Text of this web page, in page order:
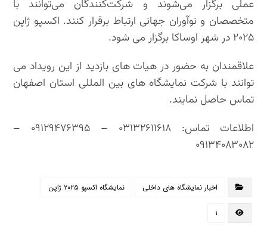
عملی برگزار می‌شوند و شرکت‌کنندگان می‌توانند با
متخصصان و نوآوران جهانی ارتباط برقرار کنند. اکسپو ژاپن
۲۰۲۵ در شهر اوساکا برگزار می شود.
علاقمندان به حضور در هیات های بازدید از این رویداد می
توانند با شرکت نمایشگاه های بین المللی استان اصفهان
تماس حاصل نمایند.
اطلاعات تماس: ۰۳۱۳۲۶۱۱۶۱۸ – ۰۹۱۲۹۴۷۶۳۹۵ –
۰۹۱۳۴۰۸۳۰۸۲
اخبار نمایشگاه های داخلی نمایشگاه اکسپو ۲۰۲۵ ژاپن
۱